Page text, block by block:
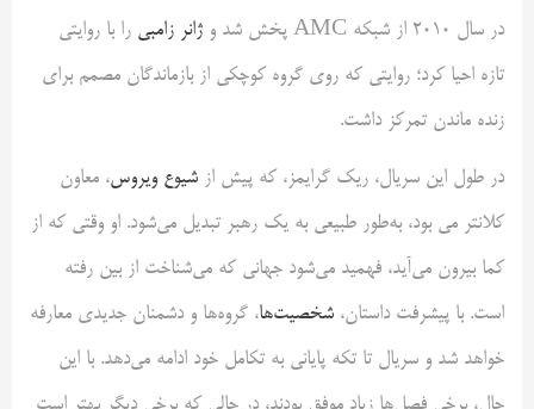
در سال ۲۰۱۰ از شبکه AMC پخش شد و
ژانر زامبی را با روایتی
تازه احیا کرد؛ روایتی که روی گروه کوچکی از بازماندگان مصمم برای
زنده ماندن تمرکز داشت.
در طول این سریال، ریک گرایمز، که پیش از شیوع ویروس، معاون
کلانتر می بود، به‌طور طبیعی به یک رهبر تبدیل می‌شود. او وقتی که از
کما بیرون می‌آید، فهمید می‌شود جهانی که می‌شناخت از بین رفته
است. با پیشرفت داستان، شخصیت‌ها، گروه‌ها و دشمنان جدیدی معارفه
خواهد شد و سریال تا تکه پایانی به تکامل خود ادامه می‌دهد. با این